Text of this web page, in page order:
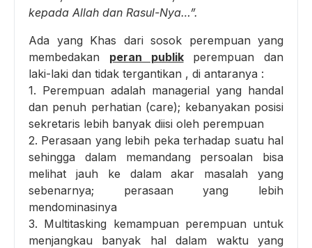
kepada Allah dan Rasul-Nya…”.
Ada yang Khas dari sosok perempuan yang
membedakan peran publikperempuan dan
laki-laki dan tidak tergantikan , di antaranya :
1. Perempuan adalah managerial yang handal
dan penuh perhatian (care); kebanyakan posisi
sekretaris lebih banyak diisi oleh perempuan
2. Perasaan yang lebih peka terhadap suatu hal
sehingga dalam memandang persoalan bisa
melihat jauh ke dalam akar masalah yang
sebenarnya; perasaan yang lebih
mendominasinya
3. Multitasking kemampuan perempuan untuk
menjangkau banyak hal dalam waktu yang